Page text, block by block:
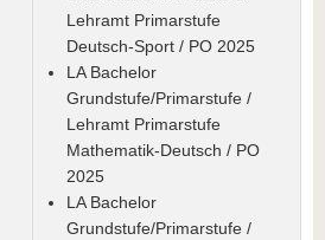
Lehramt Primarstufe
Deutsch-Sport / PO 2025
LA Bachelor
Grundstufe/Primarstufe /
Lehramt Primarstufe
Mathematik-Deutsch / PO
2025
LA Bachelor
Grundstufe/Primarstufe /